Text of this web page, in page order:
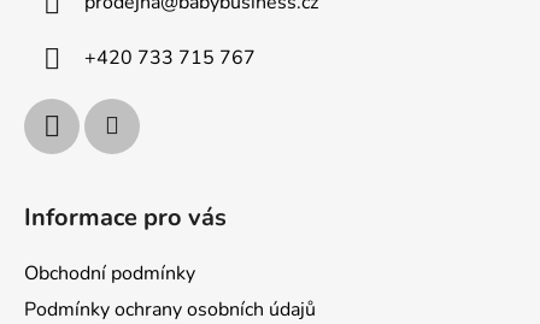
+420 733 715 767
Informace pro vás
Obchodní podmínky
Podmínky ochrany osobních údajů